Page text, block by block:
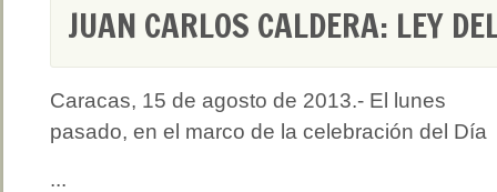
JUAN CARLOS CALDERA: LEY
Caracas, 15 de agosto de 2013.- El lunes
pasado, en el marco de la celebración del Día
...